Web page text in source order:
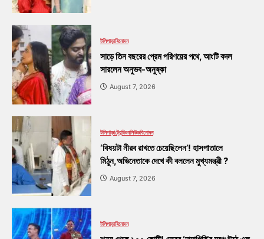
টলিপাড়াবিনোদন
সাড়ে তিন বছরের প্রেম পরিণয়ের পথে, আংটি বদল
সারলেন অনুভব-অনুষ্কা
August 7, 2026
টলিপাড়াট্রেন্ডিংবলিউডবিনোদন
‘বিষয়টা নীরব রাখতে চেয়েছিলেন’! হাসপাতালে
মিঠুন,অভিনেতাকে দেখে কী বললেন মুখ্যমন্ত্রী ?
August 7, 2026
টলিপাড়াবিনোদন